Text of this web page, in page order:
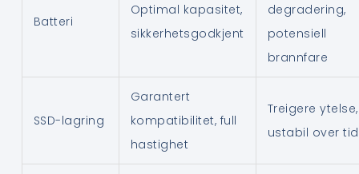
Batteri
Optimal kapasitet,
sikkerhetsgodkjent
degradering,
potensiell
brannfare
SSD-lagring
Garantert
kompatibilitet, full
hastighet
Treigere ytelse,
ustabil over tid